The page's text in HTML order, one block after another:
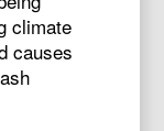
climate
causes